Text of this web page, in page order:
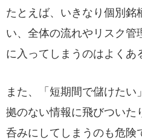
たとえば、いきなり個別銘
い、全体の流れやリスク管
に入ってしまうのはよくあ
また、「短期間で儲けた
拠のない情報に飛びついた
呑みにしてしまうのも危険